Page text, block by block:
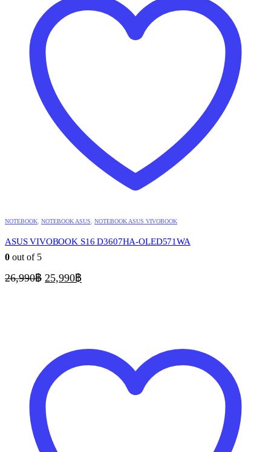
NOTEBOOK NOTEBOOK ASUS NOTEBOOK ASUS VIVOBOOK
ASUS VIVOBOOK S16 D3607HA-OLED571WA
0 out of 5
26,990฿ Original
price
25,990฿